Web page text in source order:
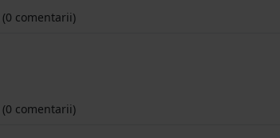
(0 comentarii)
(0 comentarii)